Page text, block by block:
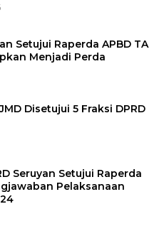
Setujui Raperda APBD TA
Menjadi Perda
Disetujui 5 Fraksi DPRD
Seruyan Setujui Raperda
Pelaksanaan